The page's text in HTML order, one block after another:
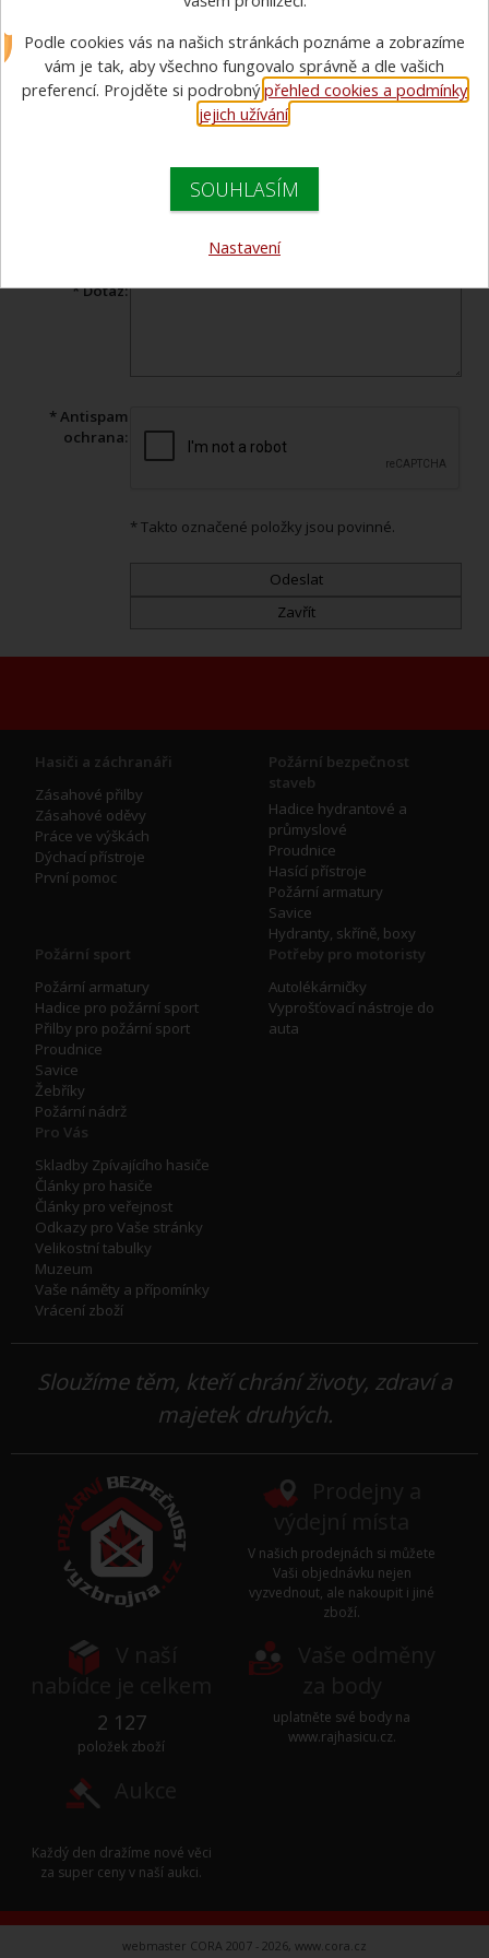
náš specialista Vám v co nejkratším čase odpoví.
Produkt:
Savicový materiál FIRE STYLE Red - 105 / 1,6 m
* Dotaz:
* Antispam
ochrana:
* Takto označené položky jsou povinné.
Hasiči a záchranáři
Zásahové přilby
Zásahové oděvy
Práce ve výškách
Dýchací přístroje
První pomoc
Požární bezpečnost
staveb
Hadice hydrantové a
průmyslové
Proudnice
Hasící přístroje
Požární armatury
Savice
Hydranty, skříně, boxy
Požární sport
Požární armatury
Hadice pro požární sport
Přilby pro požární sport
Proudnice
Savice
Žebříky
Požární nádrž
Potřeby pro motoristy
Autolékárničky
Vyprošťovací nástroje do
auta
Pro Vás
Skladby Zpívajícího hasiče
Články pro hasiče
Články pro veřejnost
Odkazy pro Vaše stránky
Velikostní tabulky
Muzeum
Vaše náměty a přípomínky
Vrácení zboží
Sloužíme těm, kteří chrání životy, zdraví a
majetek druhých.
V našich prodejnách si můžete
Vaši objednávku nejen
vyzvednout, ale nakoupit i jiné
zboží.
2 127
položek zboží
uplatněte své body na
www.rajhasicu.cz.
Každý den dražíme nové věci
za super ceny v naší aukci.
webmaster CORA 2007 - 2026, www.cora.cz
Podle cookies vás na našich stránkách poznáme a zobrazíme
vám je tak, aby všechno fungovalo správně a dle vašich
preferencí. Projděte si podrobnýpřehled cookies a podmínky
jejich užívání.
SOUHLASÍM
Nastavení